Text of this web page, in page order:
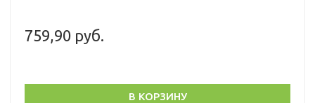
759,90 руб.
В КОРЗИНУ